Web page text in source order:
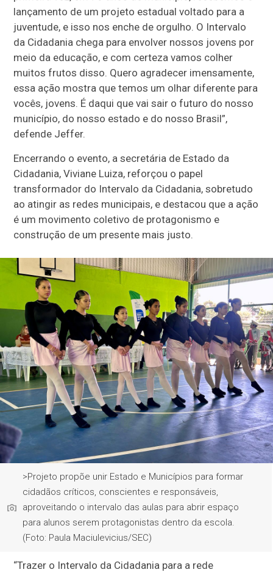
lançamento de um projeto estadual voltado para a
juventude, e isso nos enche de orgulho. O Intervalo
da Cidadania chega para envolver nossos jovens por
meio da educação, e com certeza vamos colher
muitos frutos disso. Quero agradecer imensamente,
essa ação mostra que temos um olhar diferente para
vocês, jovens. É daqui que vai sair o futuro do nosso
município, do nosso estado e do nosso Brasil”,
defende Jeffer.
Encerrando o evento, a secretária de Estado da
Cidadania, Viviane Luiza, reforçou o papel
transformador do Intervalo da Cidadania, sobretudo
ao atingir as redes municipais, e destacou que a ação
é um movimento coletivo de protagonismo e
construção de um presente mais justo.
>Projeto propõe unir Estado e Municípios para formar
cidadãos críticos, conscientes e responsáveis,
aproveitando o intervalo das aulas para abrir espaço
para alunos serem protagonistas dentro da escola.
(Foto: Paula Maciulevicius/SEC)
“Trazer o Intervalo da Cidadania para a rede